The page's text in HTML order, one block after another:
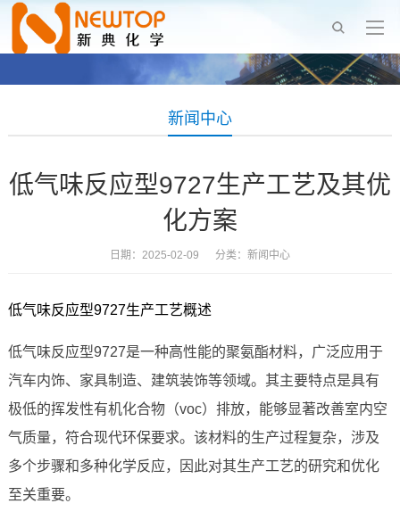
新闻中心
低气味反应型9727生产工艺及其优
化方案
日期：2025-02-09 分类： 新闻中心
低气味反应型9727生产工艺概述
低气味反应型9727是一种高性能的聚氨酯材料，广泛应用于
汽车内饰、家具制造、建筑装饰等领域。其主要特点是具有
极低的挥发性有机化合物（voc）排放，能够显著改善室内空
气质量，符合现代环保要求。该材料的生产过程复杂，涉及
多个步骤和多种化学反应，因此对其生产工艺的研究和优化
至关重要。